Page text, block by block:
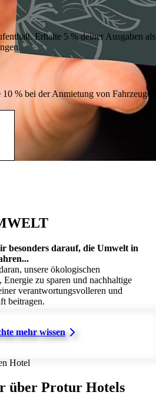
Erhalte 5 % deiner Ausgaben als
% bei der Anmietung von Fahrzeugen
besonders darauf, die Umwelt in
unsere ökologischen
zu sparen und nachhaltige
verantwortungsvolleren und
beitragen.
mehr wissen
Hotel
über Protur Hotels